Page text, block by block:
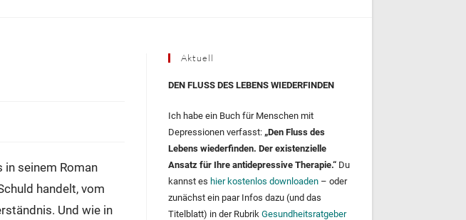
seinem Roman
handelt, vom
Und wie in
Aktuell
DEN FLUSS DES LEBENS WIEDERFINDEN
Ich habe ein Buch für Menschen mit
Depressionen verfasst: „Den Fluss des
Lebens wiederfinden. Der existenzielle
Ansatz für Ihre antidepressive Therapie.“ Du
kannst es hier kostenlos downloaden – oder
zunächst ein paar Infos dazu (und das
Titelblatt) in der RubrikGesundheitsratgeber